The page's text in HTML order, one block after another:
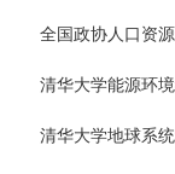
全国政协人口资
清华大学能源环
清华大学地球系